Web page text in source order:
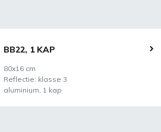
BB22, 1 KAP
80x16 cm
Reflectie: klasse 3
aluminium, 1 kap